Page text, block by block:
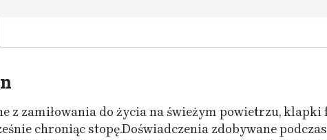
z zamiłowania do życia na świeżym powietrzu,
chroniąc stopę.Doświadczenia zdobywane